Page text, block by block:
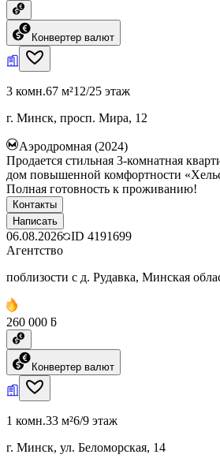
Конвертер валют
3 комн.67 м²12/25 этаж
г. Минск, просп. Мира, 12
Аэродромная (2024)
Продается стильная 3-комнатная
дом повышенной комфортности
Полная готовность к проживанию!
Контакты
Написать
06.08.2026 ID 4191699
Агентство
поблизости с д. Рудавка, Минская
260 000 ƃ
Конвертер валют
1 комн.33 м²6/9 этаж
г. Минск, ул. Беломорская, 14